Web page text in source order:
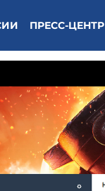
ПРЕСС-ЦЕНТР